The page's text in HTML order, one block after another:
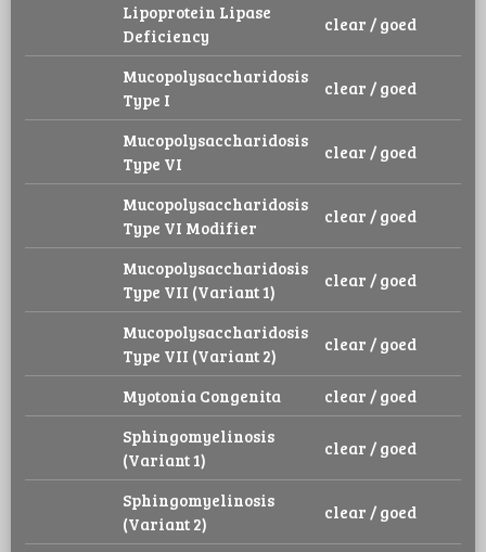
Lipoprotein Lipase
Deficiency
clear / goed
Mucopolysaccharidosis
Type I
clear / goed
Mucopolysaccharidosis
Type VI
clear / goed
Mucopolysaccharidosis
Type VI Modifier
clear / goed
Mucopolysaccharidosis
Type VII (Variant 1)
clear / goed
Mucopolysaccharidosis
Type VII (Variant 2)
clear / goed
Myotonia Congenita
clear / goed
Sphingomyelinosis
(Variant 1)
clear / goed
Sphingomyelinosis
(Variant 2)
clear / goed